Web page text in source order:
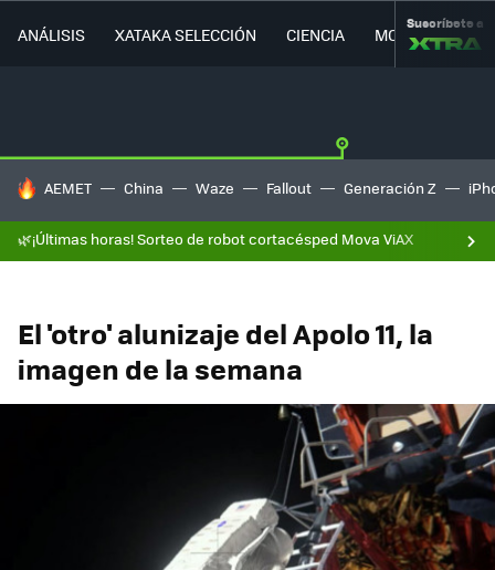
ANÁLISIS XATAKA SELECCIÓN CIENCIA MOVILIDAD
Suscríbete a
HOY SE HABLA DE
AEMET China Waze Fallout Generación Z
🌿¡Últimas horas! Sorteo de robot cortacésped Mova ViAX
El 'otro' alunizaje del Apolo 11, la
imagen de la semana